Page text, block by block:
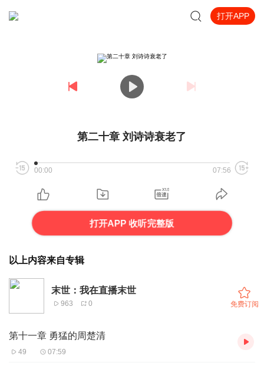
打开APP
第二十章 刘诗诗衰老了
00:00 07:56
打开APP 收听完整版
以上内容来自专辑
末世：我在直播末世
963 0 免费订阅
第十一章 勇猛的周楚清
49 07:59